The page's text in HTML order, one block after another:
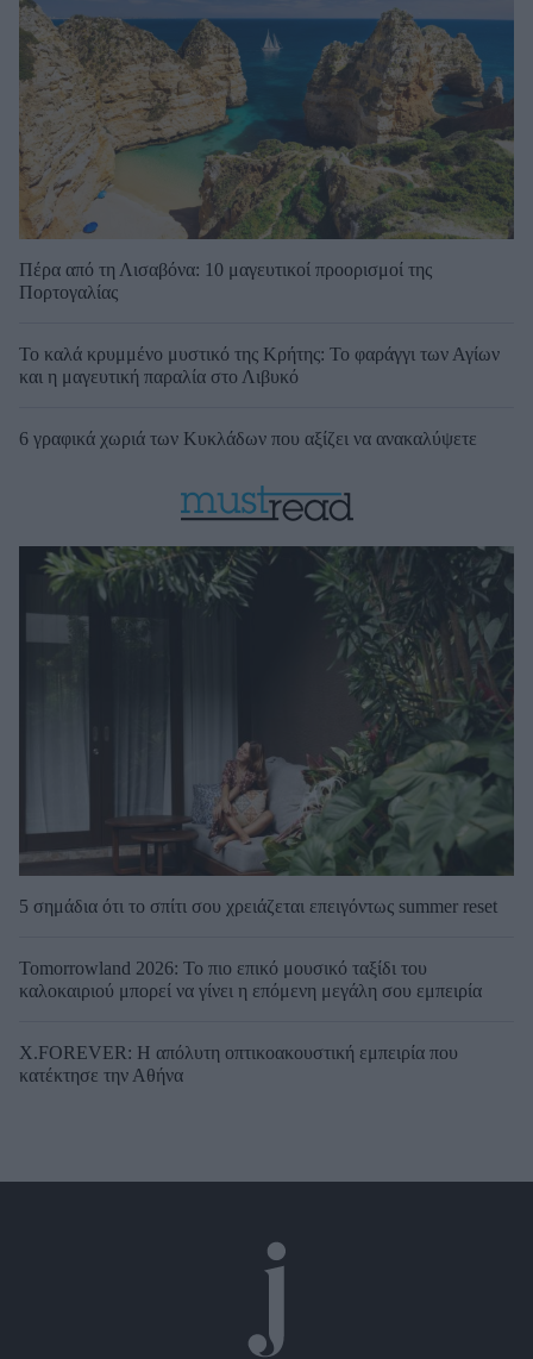
Πέρα από τη Λισαβόνα: 10 μαγευτικοί προορισμοί της
Πορτογαλίας
Το καλά κρυμμένο μυστικό της Κρήτης: Το φαράγγι των Αγίων
και η μαγευτική παραλία στο Λιβυκό
6 γραφικά χωριά των Κυκλάδων που αξίζει να ανακαλύψετε
5 σημάδια ότι το σπίτι σου χρειάζεται επειγόντως summer reset
Tomorrowland 2026: Το πιο επικό μουσικό ταξίδι του
καλοκαιριού μπορεί να γίνει η επόμενη μεγάλη σου εμπειρία
X.FOREVER: Η απόλυτη οπτικοακουστική εμπειρία που
κατέκτησε την Αθήνα